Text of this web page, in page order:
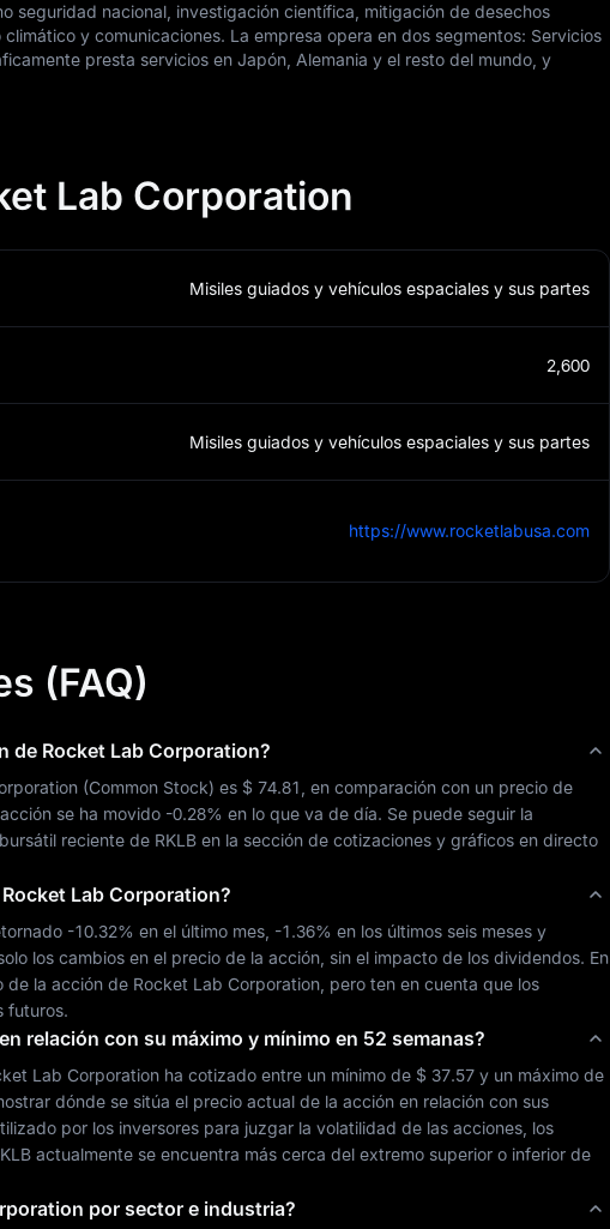
seguridad nacional, investigación científica, mitigación de desechos
y comunicaciones. La empresa opera en dos segmentos: Servicios
presta servicios en Japón, Alemania y el resto del mundo, y
Lab Corporation
Misiles guiados y vehículos espaciales y sus partes
2,600
Misiles guiados y vehículos espaciales y sus partes
https://www.rocketlabusa.com
(FAQ)
de Rocket Lab Corporation?
(Common Stock) es $ 74.81 , en comparación con un precio de
se ha movido -0.28% en lo que va de día. Se puede seguir la
reciente de RKLB en la sección de cotizaciones y gráficos en directo
Rocket Lab Corporation?
-10.32% en el último mes, -1.36%
los cambios en el precio de la acción, sin el impacto de los dividendos. En
de la acción de Rocket Lab Corporation , pero ten en cuenta que los
futuros.
en relación con su máximo y mínimo en 52 semanas?
Lab Corporation ha cotizado entre un mínimo de $ 37.57
dónde se sitúa el precio actual de la acción en relación con sus
por los inversores para juzgar la volatilidad de las acciones, los
actualmente se encuentra más cerca del extremo superior o inferior de
por sector e industria?